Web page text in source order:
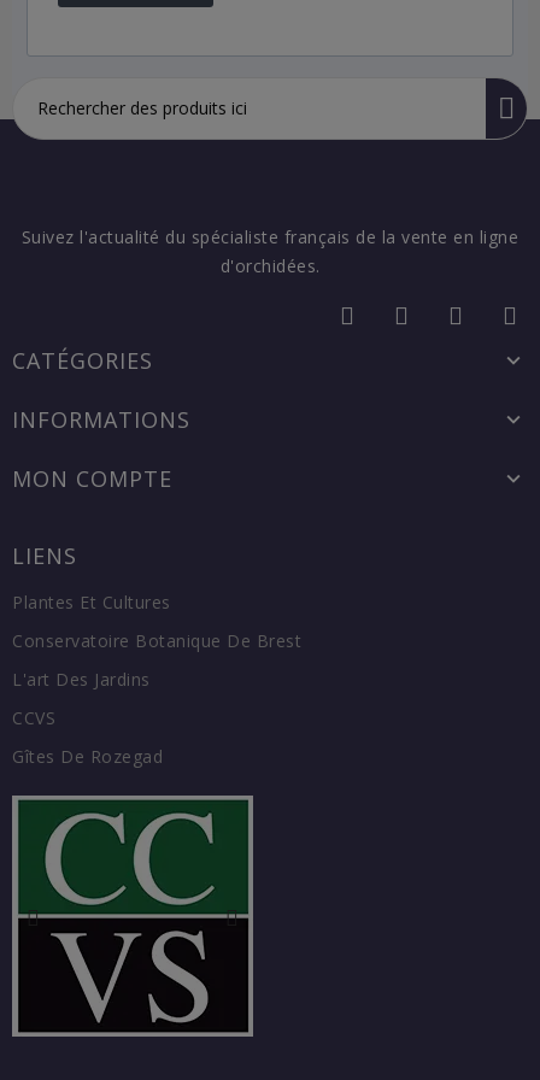
Suivez l'actualité du spécialiste français de la vente en ligne
d'orchidées.
CATÉGORIES
INFORMATIONS
MON COMPTE
LIENS
Plantes Et Cultures
Conservatoire Botanique De Brest
L'art Des Jardins
CCVS
Gîtes De Rozegad